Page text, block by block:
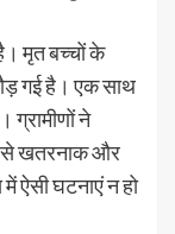
मृत बच्चों के
गई है। एक साथ
ग्रामीणों ने
खतरनाक और
ऐसी घटनाएं न हो